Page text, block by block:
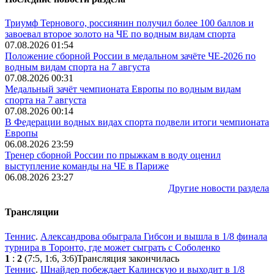
Триумф Тернового, россиянин получил более 100 баллов и
завоевал второе золото на ЧЕ по водным видам спорта
07.08.2026 01:54
Положение сборной России в медальном зачёте ЧЕ-2026 по
водным видам спорта на 7 августа
07.08.2026 00:31
Медальный зачёт чемпионата Европы по водным видам
спорта на 7 августа
07.08.2026 00:14
В Федерации водных видах спорта подвели итоги чемпионата
Европы
06.08.2026 23:59
Тренер сборной России по прыжкам в воду оценил
выступление команды на ЧЕ в Париже
06.08.2026 23:27
Другие новости раздела
Трансляции
Теннис. Александрова обыграла Гибсон и вышла в 1/8 финала
турнира в Торонто, где может сыграть с Соболенко
1 : 2 (7:5, 1:6, 3:6)Трансляция закончилась
Теннис. Шнайдер побеждает Калинскую и выходит в 1/8